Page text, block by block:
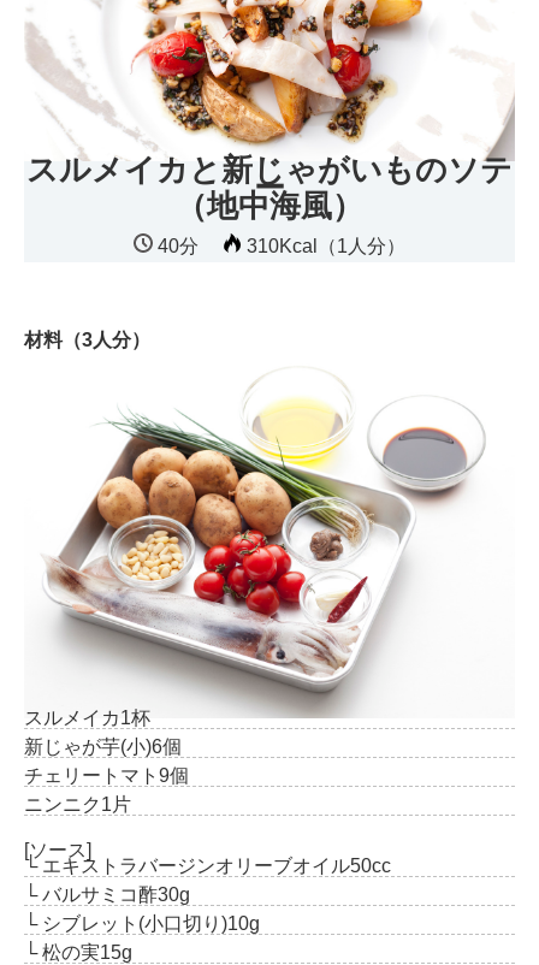
スルメイカと新じゃがいものソテ
ー
（地中海風）
40分 310Kcal（1人分）
材料（3人分）
スルメイカ1杯
新じゃが芋(小)6個
チェリートマト 9個
ニンニク 1片
[ソース]
└ エキストラバージンオリーブオイル50cc
└ バルサミコ酢30g
└ シブレット(小口切り)10g
└ 松の実15g